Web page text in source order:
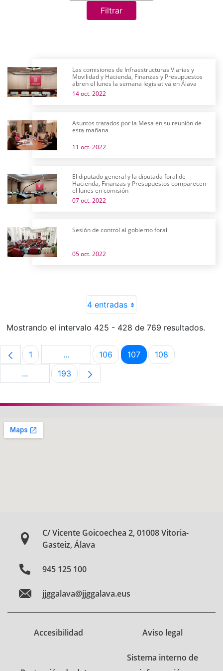
Filtrar
Las comisiones de Infraestructuras Viarias y
Movilidad y Hacienda, Finanzas y Presupuestos
abren el lunes la semana legislativa en Álava
14 oct. 2022
Asuntos tratados por la Mesa en su reunión de
esta mañana
11 oct. 2022
El diputado general y la diputada foral de
Hacienda, Finanzas y Presupuestos comparecen
el lunes en comisión
07 oct. 2022
Sesión de control al gobierno foral
05 oct. 2022
4 entradas
Mostrando el intervalo 425 - 428 de 769 resultados.
Página
1 ...Páginas intermedias Use TAB para
Página
106 Página
107 Página
108
...Páginas intermedias Use TAB para desplazarse.
Página
193
C/ Vicente Goicoechea 2, 01008 Vitoria-
Gasteiz, Álava
945 125 100
jjggalava@jjggalava.eus
Accesibilidad Aviso legal
Sistema interno de